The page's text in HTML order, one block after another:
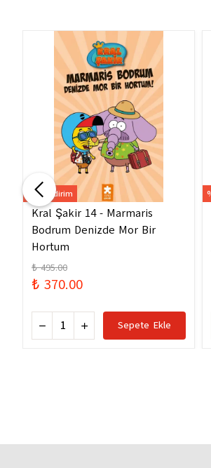
%25 İndirim
Kral Şakir 14 - Marmaris
Bodrum Denizde Mor Bir
Hortum
₺ 495.00
₺ 370.00
Sepete Ekle